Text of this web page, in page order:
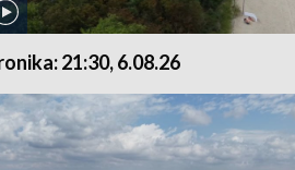
21:30, 6.08.26